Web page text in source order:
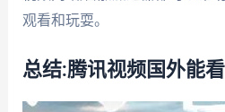
观看和玩耍。
总结:腾讯视频国外能